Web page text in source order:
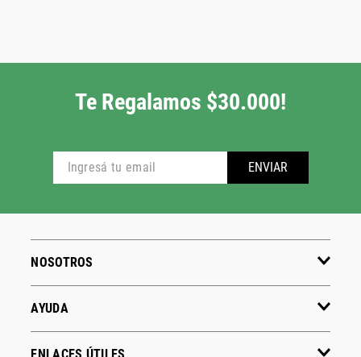
Te Regalamos $30.000!
ENVIAR
NOSOTROS
AYUDA